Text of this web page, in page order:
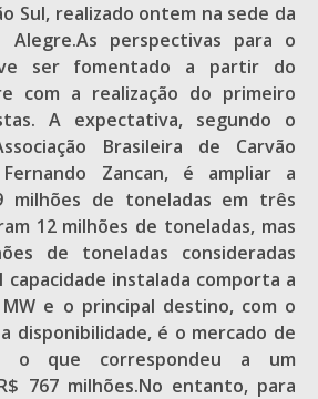
Sul, realizado ontem na sede da
Alegre.As perspectivas para o
ser fomentado a partir do
com a realização do primeiro
A expectativa, segundo o
Brasileira de Carvão
Fernando Zancan, é ampliar a
milhões de toneladas em três
12 milhões de toneladas, mas
de toneladas consideradas
capacidade instalada comporta a
MW e o principal destino, com o
disponibilidade, é o mercado de
o que correspondeu a um
767 milhões.No entanto, para